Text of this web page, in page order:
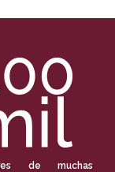
de muchas